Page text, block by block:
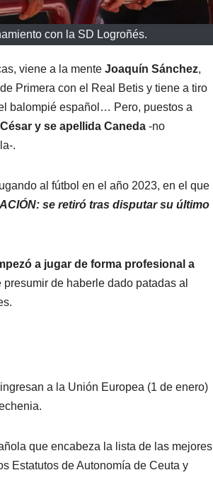
con la SD Logroñés.
viene a la mente Joaquín Sánchez,
Primera con el Real Betis y tiene a tiro
balompié español… Pero, puestos a
y se apellida Caneda -no
.
al fútbol en el año 2023, en el que
se retiró tras disputar su último
a jugar de forma profesional a
de haberle dado patadas al
a la Unión Europea (1 de enero)
que encabeza la lista de las mejores
Estatutos de Autonomía de Ceuta y